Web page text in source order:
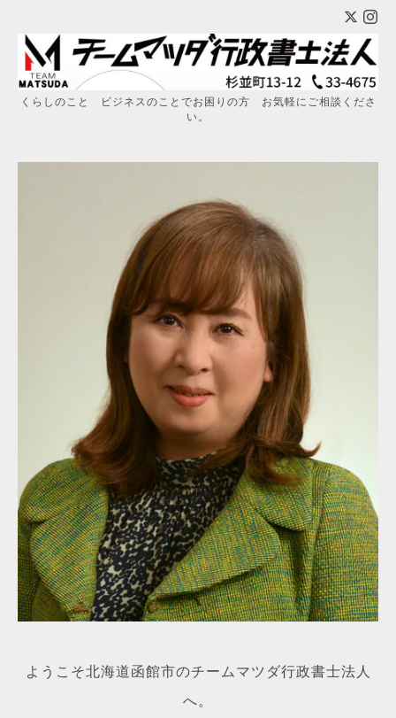
くらしのこと ビジネスのことでお困りの方 お気軽にご相談くださ
い。
ようこそ北海道函館市のチームマツダ行政書士法人
へ。